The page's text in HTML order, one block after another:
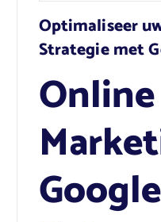
Optimaliseer
Strategie met
Online